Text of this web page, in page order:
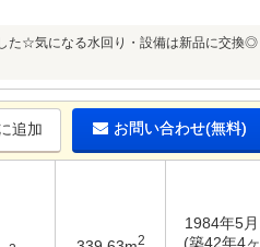
た☆気になる水回り・設備は新品に交換◎
追加 お問い合わせ(無料)
2
1984年5月
(築42年4ヶ